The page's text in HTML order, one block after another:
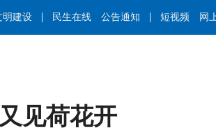
明建设 民生在线 公告通知 短视频 网
见荷花开